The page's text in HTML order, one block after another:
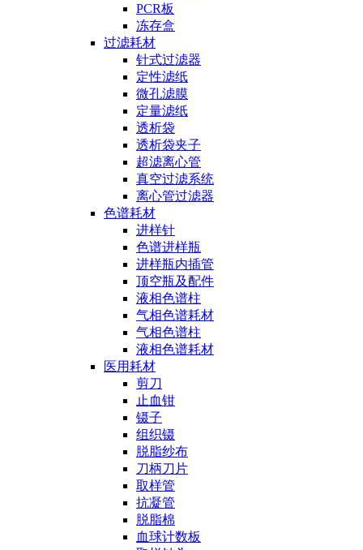
PCR板
冻存盒
过滤耗材
针式过滤器
定性滤纸
微孔滤膜
定量滤纸
透析袋
透析袋夹子
超滤离心管
真空过滤系统
离心管过滤器
色谱耗材
进样针
色谱进样瓶
进样瓶内插管
顶空瓶及配件
液相色谱柱
气相色谱耗材
气相色谱柱
液相色谱耗材
医用耗材
剪刀
止血钳
镊子
组织镊
脱脂纱布
刀柄刀片
取样管
抗凝管
脱脂棉
血球计数板